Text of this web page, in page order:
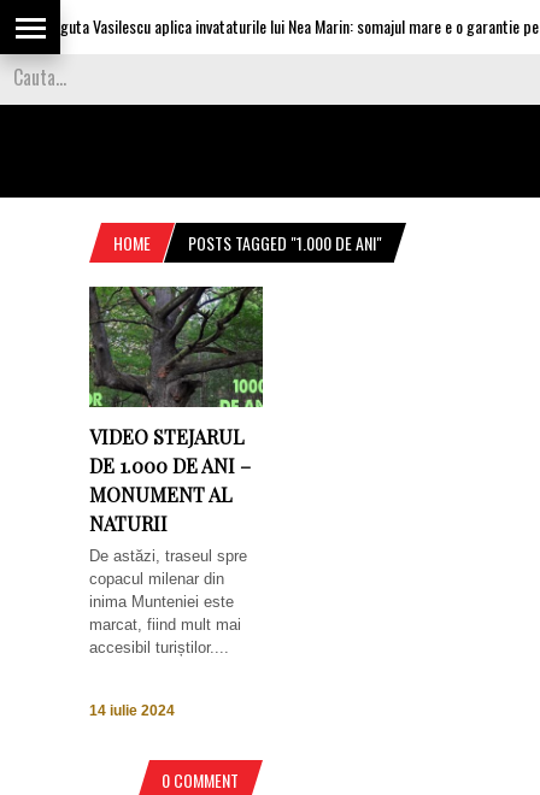
Olguta Vasilescu aplica invataturile lui Nea Marin: somajul mare e o garantie
HOME POSTS TAGGED "1.000 DE ANI"
VIDEO STEJARUL
DE 1.000 DE ANI –
MONUMENT AL
NATURII
De astăzi, traseul spre
copacul milenar din
inima Munteniei este
marcat, fiind mult mai
accesibil turiștilor....
14 iulie 2024
0 COMMENT